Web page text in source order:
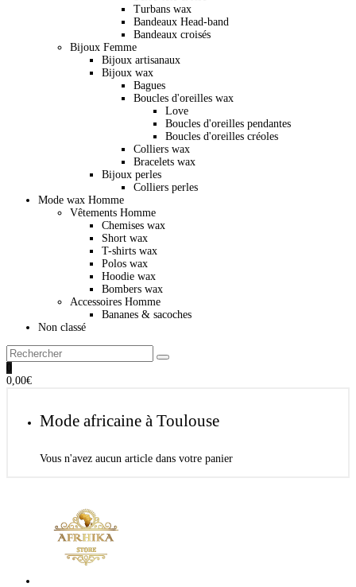
Turbans wax
Bandeaux Head-band
Bandeaux croisés
Bijoux Femme
Bijoux artisanaux
Bijoux wax
Bagues
Boucles d'oreilles wax
Love
Boucles d'oreilles pendantes
Boucles d'oreilles créoles
Colliers wax
Bracelets wax
Bijoux perles
Colliers perles
Mode wax Homme
Vêtements Homme
Chemises wax
Short wax
T-shirts wax
Polos wax
Hoodie wax
Bombers wax
Accessoires Homme
Bananes & sacoches
Non classé
0
0,00€
Mode africaine à Toulouse
Vous n'avez aucun article dans votre panier